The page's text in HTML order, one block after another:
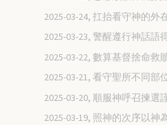
2025-03-24, 扛抬看守神的外
2025-03-23, 警醒遵行神話語
2025-03-22, 數算基督捨命救
2025-03-21, 看守聖所不同部
2025-03-20, 順服神呼召揀選
2025-03-19, 照神的次序以神